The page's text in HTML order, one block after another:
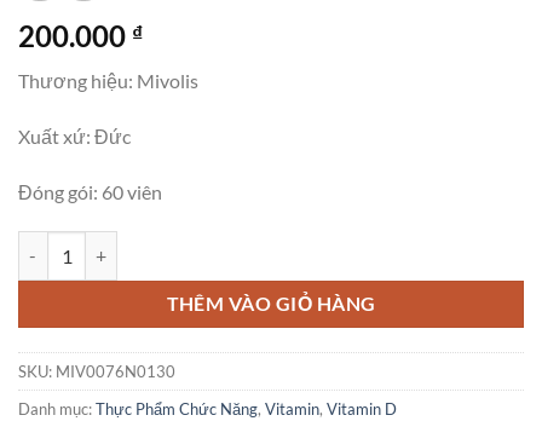
200.000 ₫
Thương hiệu: Mivolis
Xuất xứ: Đức
Đóng gói: 60 viên
THÊM VÀO GIỎ HÀNG
SKU: MIV0076N0130
Danh mục:Thực Phẩm Chức Năng, Vitamin, Vitamin D